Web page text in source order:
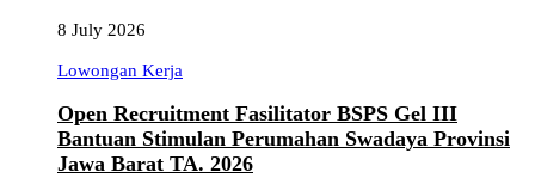
8 July 2026
Lowongan Kerja
Open Recruitment Fasilitator BSPS Gel III
Bantuan Stimulan Perumahan Swadaya Provinsi
Jawa Barat TA. 2026